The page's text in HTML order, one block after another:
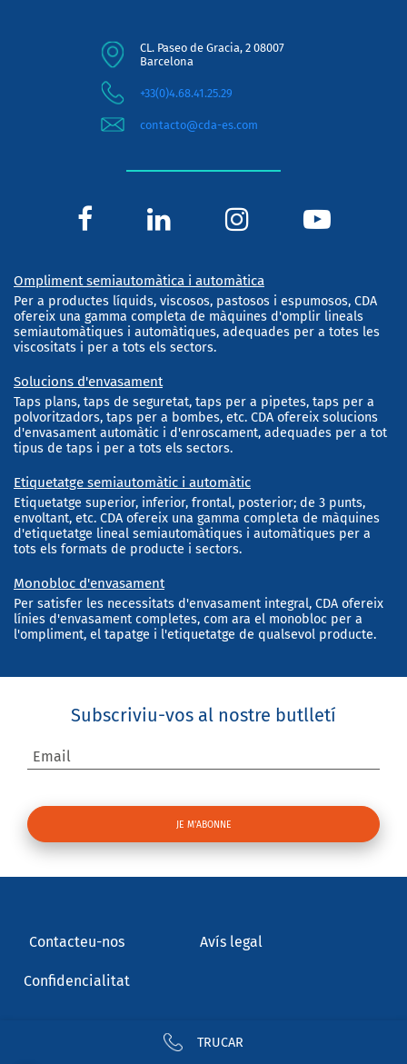
TRUCAR
CL. Paseo de Gracia, 2 08007
Barcelona
+33(0)4.68.41.25.29
contacto@cda-es.com
Ompliment semiautomàtica i automàtica
Per a productes líquids, viscosos, pastosos i espumosos, CDA
ofereix una gamma completa de màquines d'omplir lineals
semiautomàtiques i automàtiques, adequades per a totes les
viscositats i per a tots els sectors.
Solucions d'envasament
Taps plans, taps de seguretat, taps per a pipetes, taps per a
polvoritzadors, taps per a bombes, etc. CDA ofereix solucions
d'envasament automàtic i d'enroscament, adequades per a tot
tipus de taps i per a tots els sectors.
Etiquetatge semiautomàtic i automàtic
Etiquetatge superior, inferior, frontal, posterior; de 3 punts,
envoltant, etc. CDA ofereix una gamma completa de màquines
d'etiquetatge lineal semiautomàtiques i automàtiques per a
tots els formats de producte i sectors.
Monobloc d'envasament
Per satisfer les necessitats d'envasament integral, CDA ofereix
línies d'envasament completes, com ara el monobloc per a
l'ompliment, el tapatge i l'etiquetatge de qualsevol producte.
Subscriviu-vos al nostre butlletí
Email
Contacteu-nos Avís legal
Confidencialitat